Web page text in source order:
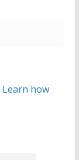
Learn how